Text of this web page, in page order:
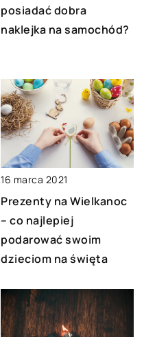
posiadać dobra
naklejka na samochód?
16 marca 2021
Prezenty na Wielkanoc
– co najlepiej
podarować swoim
dzieciom na święta